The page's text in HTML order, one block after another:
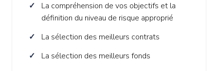
La compréhension de vos objectifs et la
définition du niveau de risque approprié
La sélection des meilleurs contrats
La sélection des meilleurs fonds